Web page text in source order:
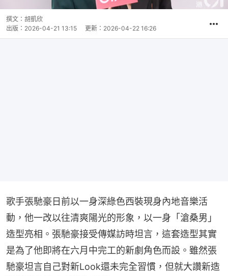
撰文： 胡凱欣
出版： 2026-04-21 13:15 更新： 2026-04-22 16:26
歌手張馳豪日前以一身深綠色西裝現身內地音樂活
動，他一改以往清爽陽光的形象，以一身「滄桑男」
造型亮相。張馳豪接受傳媒訪時坦言，這套造型其實
是為了他即將在六月中完工的新劇角色而設。雖然張
馳豪坦言自己對新Look還未完全習慣，但就大讚新造